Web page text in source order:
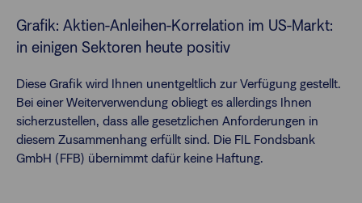
Grafik: Aktien-Anleihen-Korrelation im US-Markt:
in einigen Sektoren heute positiv
Diese Grafik wird Ihnen unentgeltlich zur Verfügung gestellt.
Bei einer Weiterverwendung obliegt es allerdings Ihnen
sicherzustellen, dass alle gesetzlichen Anforderungen in
diesem Zusammenhang erfüllt sind. Die FIL Fondsbank
GmbH (FFB) übernimmt dafür keine Haftung.